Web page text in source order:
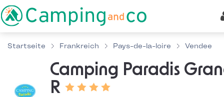
Startseite Frankreich Pays-de-la-loire Vendee
Camping Paradis
R